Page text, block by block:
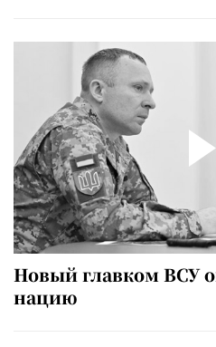
Новый главком ВСУ
нацию